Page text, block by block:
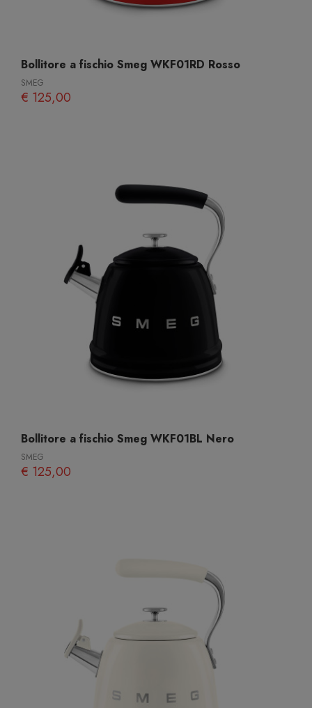
Bollitore a fischio Smeg WKF01RD Rosso
SMEG
€ 125,00
Bollitore a fischio Smeg WKF01BL Nero
SMEG
€ 125,00